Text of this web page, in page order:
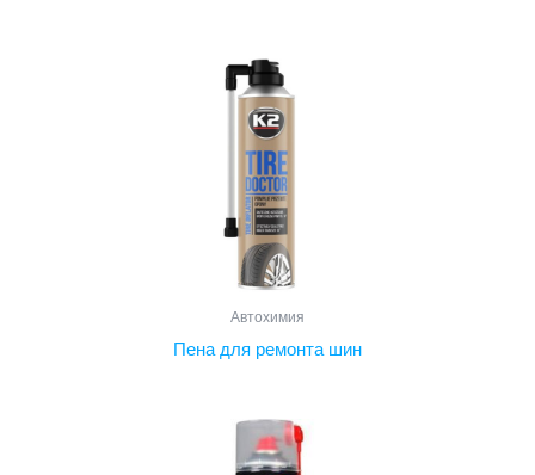
Автохимия
Пена для ремонта шин